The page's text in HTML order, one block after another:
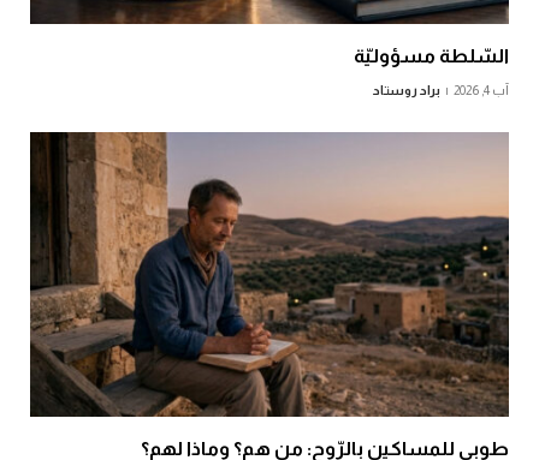
السّلطة مسؤوليّة
آب 4, 2026 براد روستاد
طوبى للمساكين بالرّوح: من هم؟ وماذا لهم؟